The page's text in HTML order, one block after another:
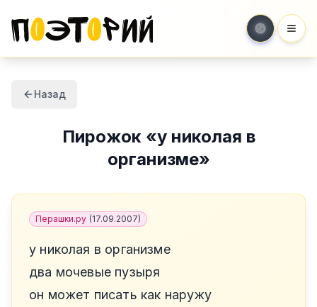
Назад
Пирожок«у николая в
организме»
Перашки.ру (17.09.2007)
у николая в организме
два мочевые пузыря
он может писать как наружу